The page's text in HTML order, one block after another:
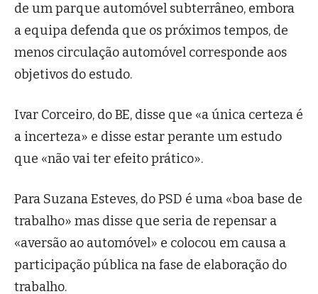
de um parque automóvel subterrâneo, embora
a equipa defenda que os próximos tempos, de
menos circulação automóvel corresponde aos
objetivos do estudo.
Ivar Corceiro, do BE, disse que «a única certeza é
a incerteza» e disse estar perante um estudo
que «não vai ter efeito prático».
Para Suzana Esteves, do PSD é uma «boa base de
trabalho» mas disse que seria de repensar a
«aversão ao automóvel» e colocou em causa a
participação pública na fase de elaboração do
trabalho.